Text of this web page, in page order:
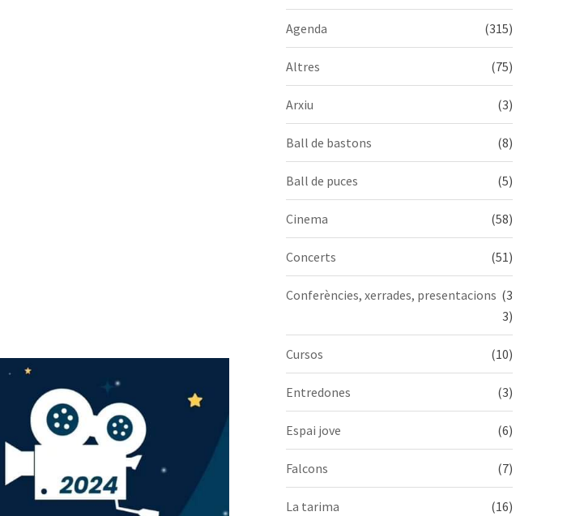
Agenda (315)
Altres (75)
Arxiu (3)
Ball de bastons (8)
Ball de puces (5)
Cinema (58)
Concerts (51)
Conferències, xerrades, presentacions (3
3)
Cursos (10)
Entredones (3)
Espai jove (6)
Falcons (7)
La tarima (16)